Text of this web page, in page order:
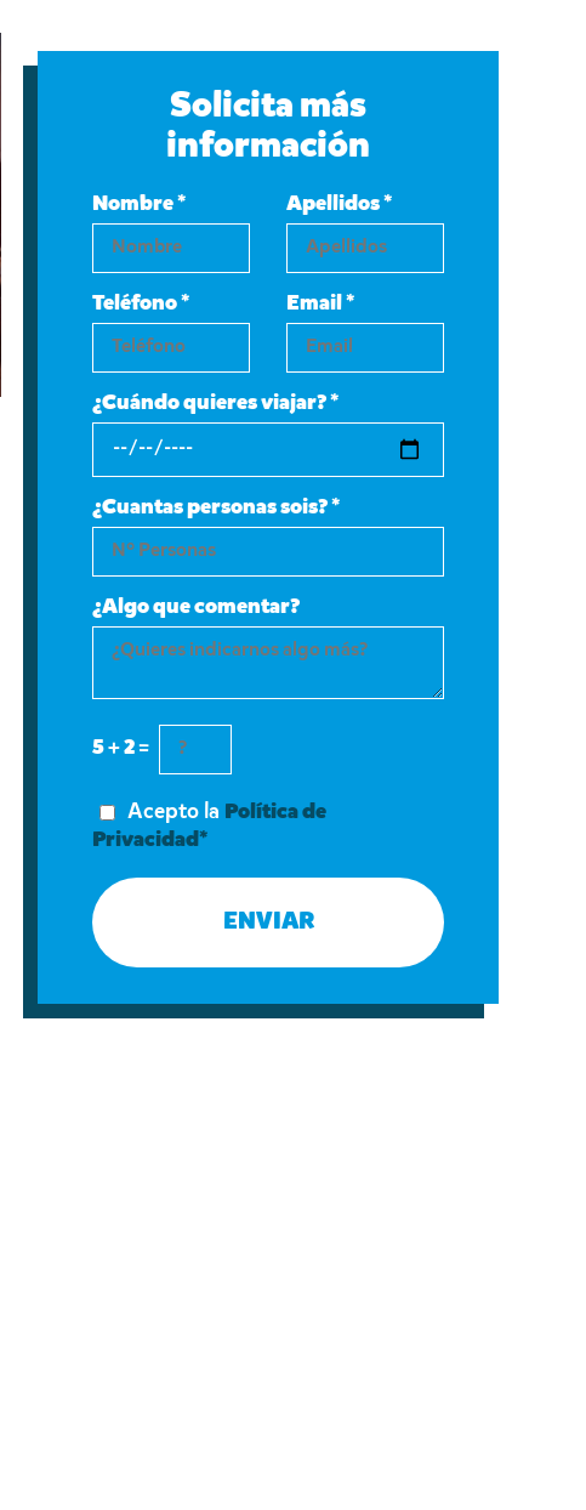
Solicita más
información
Nombre * Apellidos *
Teléfono * Email *
¿Cuándo quieres viajar? *
¿Cuantas personas sois? *
¿Algo que comentar?
5 + 2 =
Acepto la Política de
Privacidad*
ENVIAR